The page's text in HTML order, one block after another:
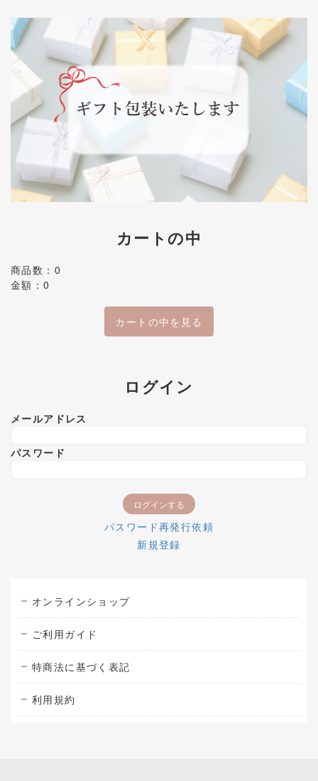
カートの中
商品数：0
金額：0
カートの中を見る
ログイン
メールアドレス
パスワード
パスワード再発行依頼
新規登録
オンラインショップ
ご利用ガイド
特商法に基づく表記
利用規約